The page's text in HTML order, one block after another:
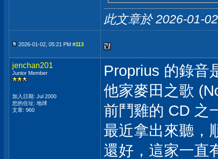
此文章於 2026-01-
2026-01-02, 05:21 PM #113
jenchan201
Junior Member
加入日期: Jul 2000
您的住址: 地球
文章: 960
Proprius 的錄音
他家麥田之歌
前鬥雞的 CD 之
最近拿出來聽，
還好，這家一直